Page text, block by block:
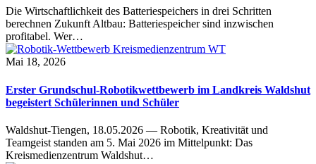
Die Wirtschaftlichkeit des Batteriespeichers in drei Schritten
berechnen Zukunft Altbau: Batteriespeicher sind inzwischen
profitabel. Wer…
Mai 18, 2026
Erster Grundschul-Robotikwettbewerb im Landkreis Waldshut
begeistert Schülerinnen und Schüler
Waldshut-Tiengen, 18.05.2026 — Robotik, Kreativität und
Teamgeist standen am 5. Mai 2026 im Mittelpunkt: Das
Kreismedienzentrum Waldshut…